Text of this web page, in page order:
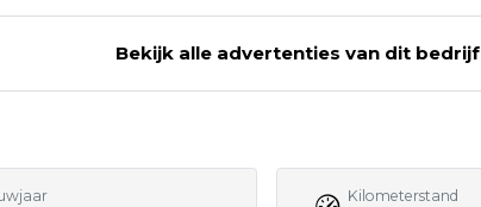
Bezoek website adverteerder
Bekijk alle advertenties van dit bedrijf
Kilometerstand